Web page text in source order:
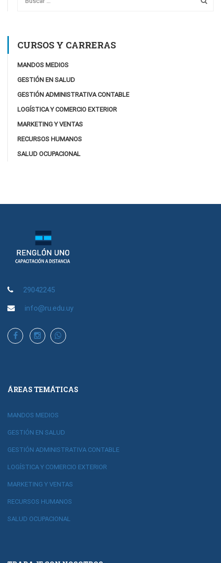
CURSOS Y CARRERAS
MANDOS MEDIOS
GESTIÓN EN SALUD
GESTIÓN ADMINISTRATIVA CONTABLE
LOGÍSTICA Y COMERCIO EXTERIOR
MARKETING Y VENTAS
RECURSOS HUMANOS
SALUD OCUPACIONAL
29042245
info@ru.edu.uy
ÁREAS TEMÁTICAS
MANDOS MEDIOS
GESTIÓN EN SALUD
GESTIÓN ADMINISTRATIVA CONTABLE
LOGÍSTICA Y COMERCIO EXTERIOR
MARKETING Y VENTAS
RECURSOS HUMANOS
SALUD OCUPACIONAL